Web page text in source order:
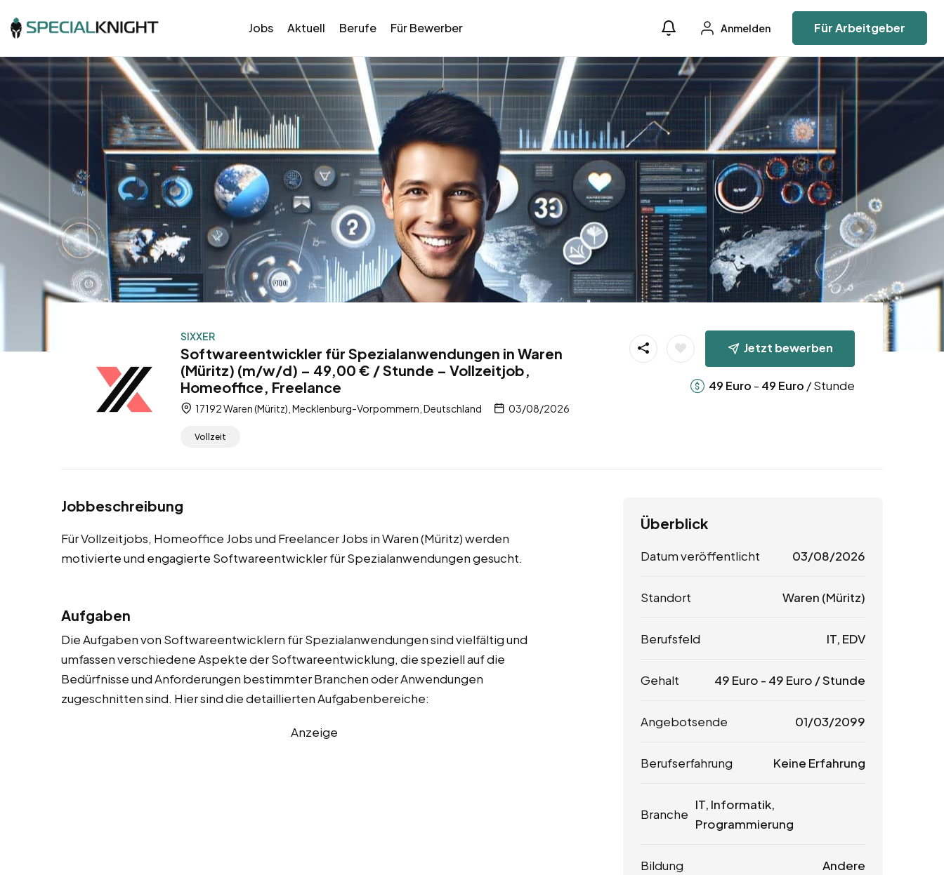
Jobs Aktuell Berufe Für Bewerber Anmelden Für Arbeitgeber
SIXXER
Softwareentwickler für Spezialanwendungen in Waren
(Müritz) (m/w/d) – 49,00 € / Stunde – Vollzeitjob,
Homeoffice, Freelance
17192 Waren (Müritz), Mecklenburg-Vorpommern, Deutschland 03/08/2026
Vollzeit
Jetzt bewerben
49 Euro - 49 Euro / Stunde
Jobbeschreibung
Für Vollzeitjobs, Homeoffice Jobs und Freelancer Jobs in Waren (Müritz) werden
motivierte und engagierte Softwareentwickler für Spezialanwendungen gesucht.
Aufgaben
Die Aufgaben von Softwareentwicklern für Spezialanwendungen sind vielfältig und
umfassen verschiedene Aspekte der Softwareentwicklung, die speziell auf die
Bedürfnisse und Anforderungen bestimmter Branchen oder Anwendungen
zugeschnitten sind. Hier sind die detaillierten Aufgabenbereiche:
Anzeige
Überblick
Datum veröffentlicht 03/08/2026
Standort Waren (Müritz)
Berufsfeld IT, EDV
Gehalt 49 Euro - 49 Euro / Stunde
Angebotsende 01/03/2099
Berufserfahrung Keine Erfahrung
Branche
IT, Informatik,
Programmierung
Bildung Andere